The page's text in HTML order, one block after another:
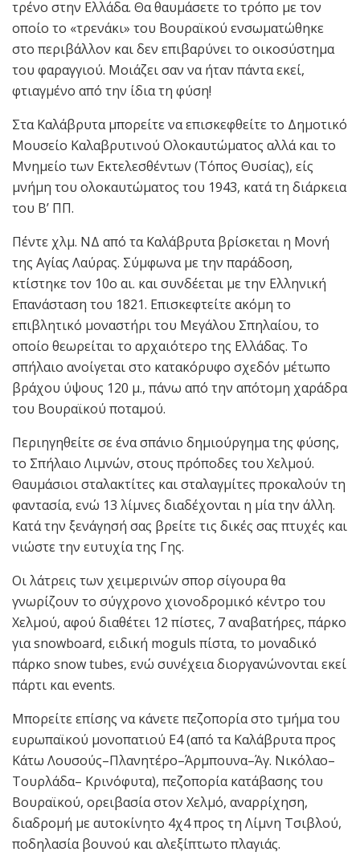
τρένο στην Ελλάδα. Θα θαυμάσετε το τρόπο με τον
οποίο το «τρενάκι» του Βουραϊκού ενσωματώθηκε
στο περιβάλλον και δεν επιβαρύνει το οικοσύστημα
του φαραγγιού. Μοιάζει σαν να ήταν πάντα εκεί,
φτιαγμένο από την ίδια τη φύση!
Στα Καλάβρυτα μπορείτε να επισκεφθείτε το Δημοτικό
Μουσείο Καλαβρυτινού Ολοκαυτώματος αλλά και το
Μνημείο των Εκτελεσθέντων (Τόπος Θυσίας), είς
μνήμη του ολοκαυτώματος του 1943, κατά τη διάρκεια
του Β’ ΠΠ.
Πέντε χλμ. ΝΔ από τα Καλάβρυτα βρίσκεται η Μονή
της Αγίας Λαύρας. Σύμφωνα με την παράδοση,
κτίστηκε τον 10ο αι. και συνδέεται με την Ελληνική
Επανάσταση του 1821. Επισκεφτείτε ακόμη το
επιβλητικό μοναστήρι του Μεγάλου Σπηλαίου, το
οποίο θεωρείται το αρχαιότερο της Ελλάδας. Το
σπήλαιο ανοίγεται στο κατακόρυφο σχεδόν μέτωπο
βράχου ύψους 120 μ., πάνω από την απότομη χαράδρα
του Βουραϊκού ποταμού.
Περιηγηθείτε σε ένα σπάνιο δημιούργημα της φύσης,
το Σπήλαιο Λιμνών, στους πρόποδες του Xελμού.
Θαυμάσιοι σταλακτίτες και σταλαγμίτες προκαλούν τη
φαντασία, ενώ 13 λίμνες διαδέχονται η μία την άλλη.
Κατά την ξενάγησή σας βρείτε τις δικές σας πτυχές και
νιώστε την ευτυχία της Γης.
Οι λάτρεις των χειμερινών σπορ σίγουρα θα
γνωρίζουν το σύγχρονο χιονοδρομικό κέντρο του
Χελμού, αφού διαθέτει 12 πίστες, 7 αναβατήρες, πάρκο
για snowboard, ειδική moguls πίστα, το μοναδικό
πάρκο snow tubes, ενώ συνέχεια διοργανώνονται εκεί
πάρτι και events.
Μπορείτε επίσης να κάνετε πεζοπορία στο τμήμα του
ευρωπαϊκού μονοπατιού Ε4 (από τα Καλάβρυτα προς
Κάτω Λουσούς–Πλανητέρο–Άρμπουνα–Άγ. Νικόλαο–
Τουρλάδα– Κρινόφυτα), πεζοπορία κατάβασης του
Βουραϊκού, ορειβασία στον Χελμό, αναρρίχηση,
διαδρομή με αυτοκίνητο 4χ4 προς τη Λίμνη Τσιβλού,
ποδηλασία βουνού και αλεξίπτωτο πλαγιάς.